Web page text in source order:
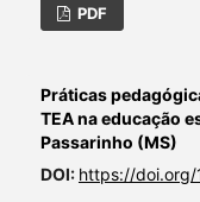
PDF
Práticas
TEA na educação
Passarinho (MS)
DOI: https://doi.org/